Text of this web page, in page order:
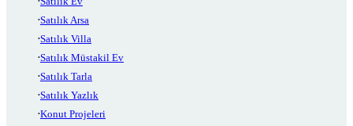
Satılık Arsa
Satılık Villa
Satılık Müstakil Ev
Satılık Tarla
Satılık Yazlık
Konut Projeleri